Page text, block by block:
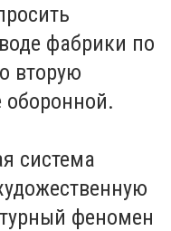
фабрики по
вторую
оборонной.
система
феномен